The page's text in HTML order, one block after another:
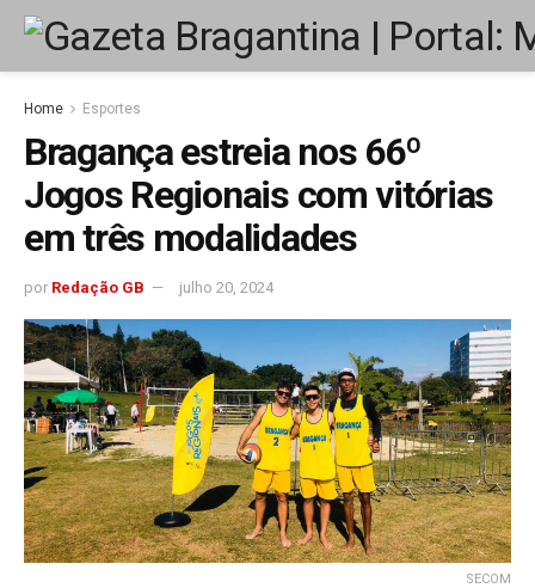
Home Esportes
Bragança estreia nos 66º
Jogos Regionais com vitórias
em três modalidades
por Redação GB julho 20, 2024
SECOM